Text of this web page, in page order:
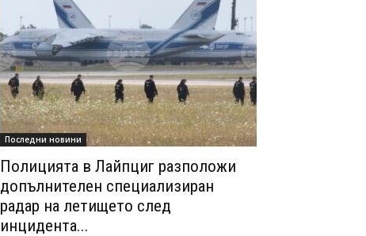
Последни новини
Полицията в Лайпциг разположи
допълнителен специализиран
радар на летището след
инцидента...